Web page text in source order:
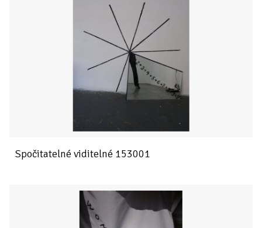
Spočitatelné viditelné 153001